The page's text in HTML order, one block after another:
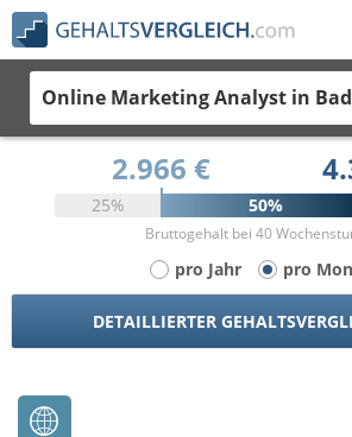
Online Marketing Analyst in
2.966 €
25% 50%
Bruttogehalt bei 40
pro Jahr pro
DETAILLIERTER